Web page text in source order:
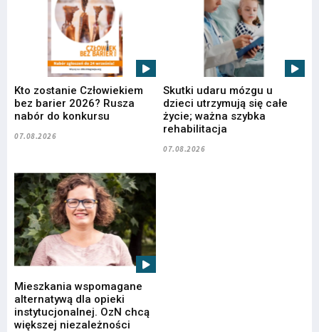
Kto zostanie Człowiekiem
bez barier 2026? Rusza
nabór do konkursu
07.08.2026
Skutki udaru mózgu u
dzieci utrzymują się całe
życie; ważna szybka
rehabilitacja
07.08.2026
Mieszkania wspomagane
alternatywą dla opieki
instytucjonalnej. OzN chcą
większej niezależności